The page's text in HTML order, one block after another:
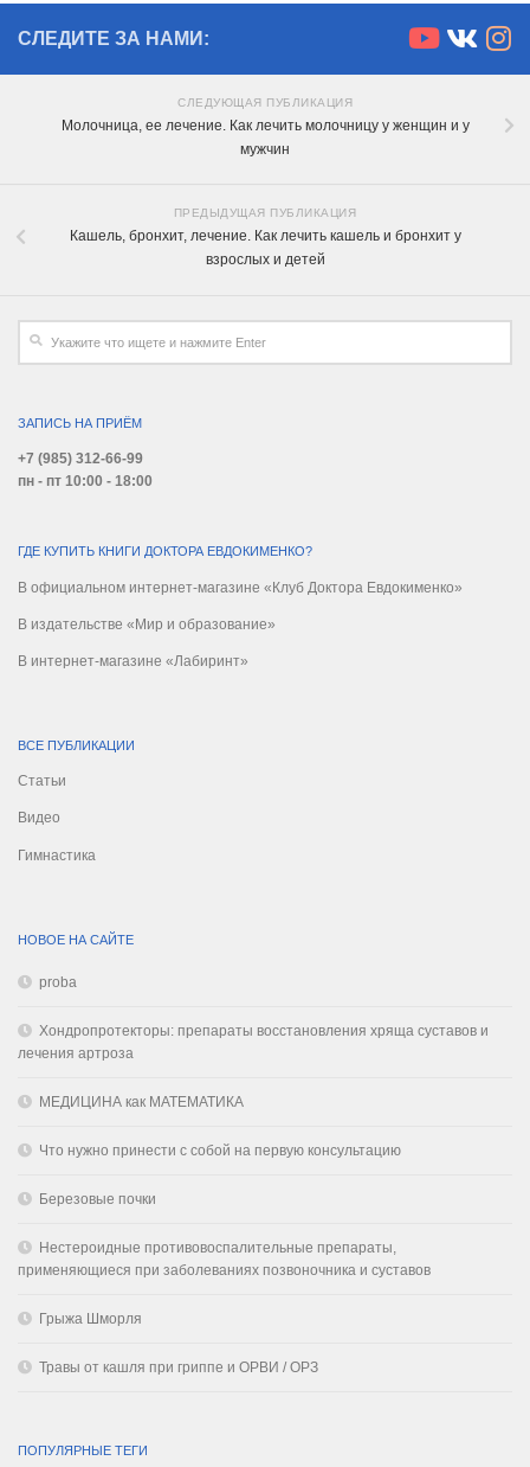
СЛЕДИТЕ ЗА НАМИ:
СЛЕДУЮЩАЯ ПУБЛИКАЦИЯ
Молочница, ее лечение. Как лечить молочницу у женщин и у
мужчин
ПРЕДЫДУЩАЯ ПУБЛИКАЦИЯ
Кашель, бронхит, лечение. Как лечить кашель и бронхит у
взрослых и детей
ЗАПИСЬ НА ПРИЁМ
+7 (985) 312-66-99
пн - пт 10:00 - 18:00
ГДЕ КУПИТЬ КНИГИ ДОКТОРА ЕВДОКИМЕНКО?
В официальном интернет-магазине «Клуб Доктора Евдокименко»
В издательстве «Мир и образование»
В интернет-магазине «Лабиринт»
ВСЕ ПУБЛИКАЦИИ
Статьи
Видео
Гимнастика
НОВОЕ НА САЙТЕ
proba
Хондропротекторы: препараты восстановления хряща суставов и
лечения артроза
МЕДИЦИНА как МАТЕМАТИКА
Что нужно принести с собой на первую консультацию
Березовые почки
Нестероидные противовоспалительные препараты,
применяющиеся при заболеваниях позвоночника и суставов
Грыжа Шморля
Травы от кашля при гриппе и ОРВИ / ОРЗ
ПОПУЛЯРНЫЕ ТЕГИ